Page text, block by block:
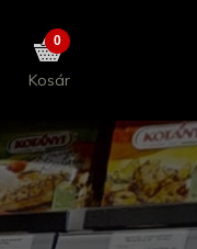
Kosár
0